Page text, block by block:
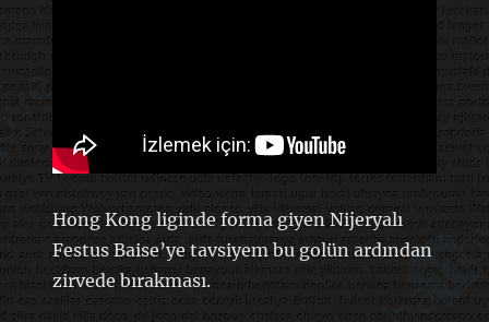
Hong Kong liginde forma giyen Nijeryalı
Festus Baise’ye tavsiyem bu golün ardından
zirvede bırakması.